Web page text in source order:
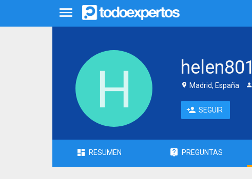
helen801
Madrid, España
SEGUIR
RESUMEN PREGUNTAS